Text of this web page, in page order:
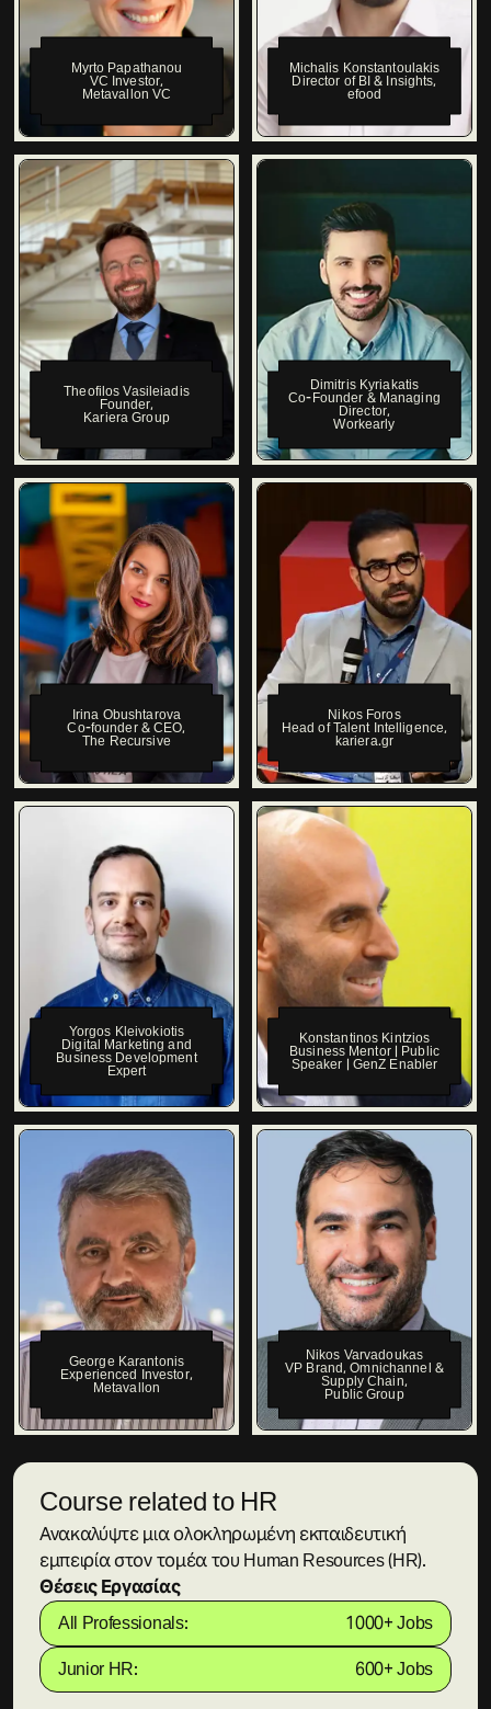
Myrto Papathanou
VC Investor,
Metavallon VC
Michalis Konstantoulakis
Director of BI & Insights,
efood
Theofilos Vasileiadis
Founder,
Kariera Group
Dimitris Kyriakatis
Co-Founder & Managing
Director,
Workearly
Irina Obushtarova
Co-founder & CEO,
The Recursive
Nikos Foros
Head of Talent Intelligence,
kariera.gr
Yorgos Kleivokiotis
Digital Marketing and
Business Development
Expert
Konstantinos Kintzios
Business Mentor | Public
Speaker | GenZ Enabler
George Karantonis
Experienced Investor,
Metavallon
Nikos Varvadoukas
VP Brand, Omnichannel &
Supply Chain,
Public Group
Course related to HR
Ανακαλύψτε μια ολοκληρωμένη εκπαιδευτική
εμπειρία στον τομέα του Human Resources (HR).
Θέσεις Εργασίας
All Professionals:
1000+ Jobs
Junior HR:
600+ Jobs